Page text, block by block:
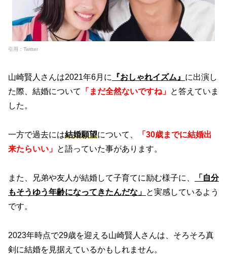
引用：Twitter
山崎賢人さんは2021年6月に 『おしゃれイズム』 に出演し
た際、結婚について
「まだ全然ないですね」 と答えていま
した。
一方で過去には結婚願望について、
「30歳までに結婚出
来たらいい」 と語っていた事があります。
また、兄弟や友人が結婚して子育てに励む様子に、
「自分
もそうゆう年齢になってきたんだな」 と実感しているよう
です。
2023年時点で29歳を迎える山崎賢人さんは、そろそろ真
剣に結婚を見据えているかもしれません。